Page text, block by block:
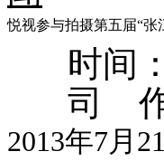
悦视参与拍摄第五届“张
时间
司 作
2013年7月